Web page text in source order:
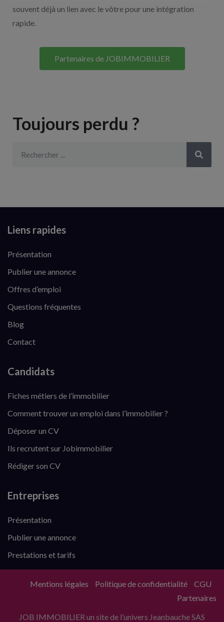
souvent déjà un lien avec le vôtre pour une intégration
rapide.
Partenaires de JOBIMMOBILIER
Toujours perdu ?
Liens rapides
Présentation
Publier une annonce
Offres d’emploi
Questions fréquentes
Blog
Contact
Candidats
Fiches métiers de l’immobilier
Comment trouver un emploi dans l’immobilier ?
Déposer un CV
Ils recrutent sur Jobimmobilier
Rédiger son CV
Entreprises
Présentation
Publier une annonce
Prestations et tarifs
JOB IMMOBILIER un site de l’univers Jeanbauche SAS
Mentions légales Politique de confidentialité
CGU
Partenaires